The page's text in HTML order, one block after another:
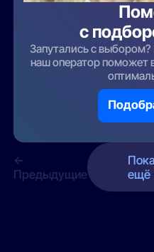
с
Запутались с
наш оператор поможет
←
Предыдущие
ещё